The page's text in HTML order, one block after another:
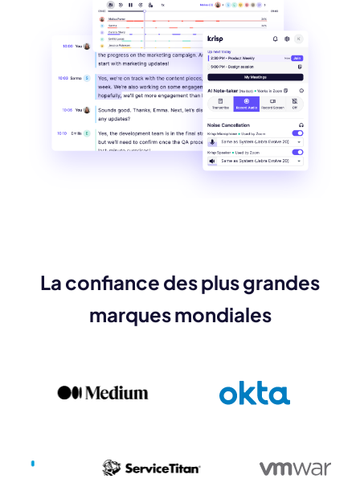
La confiance des plus grandes
marques mondiales